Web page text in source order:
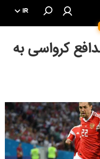
IR
کرواسی به